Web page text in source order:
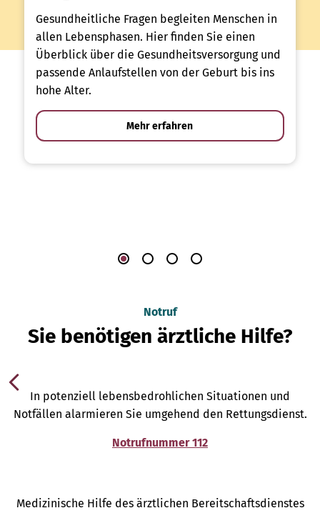
Gesundheitliche Fragen begleiten Menschen in
allen Lebensphasen. Hier finden Sie einen
Überblick über die Gesundheitsversorgung und
passende Anlaufstellen von der Geburt bis ins
hohe Alter.
Mehr erfahren
Notruf
Sie benötigen ärztliche Hilfe?
In potenziell lebensbedrohlichen Situationen und
Notfällen alarmieren Sie umgehend den Rettungsdienst.
Notrufnummer 112
Medizinische Hilfe des ärztlichen Bereitschaftsdienstes